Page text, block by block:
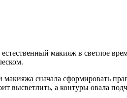
макияж в светлое
сначала сформировать
высветлить, а контуры овала